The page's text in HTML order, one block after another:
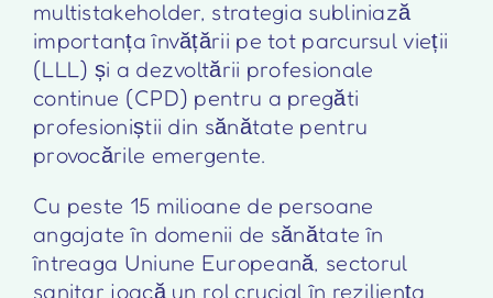
multistakeholder, strategia subliniază
importanța învățării pe tot parcursul vieții
(LLL) și a dezvoltării profesionale
continue (CPD) pentru a pregăti
profesioniștii din sănătate pentru
provocările emergente.
Cu peste 15 milioane de persoane
angajate în domenii de sănătate în
întreaga Uniune Europeană, sectorul
sanitar joacă un rol crucial în reziliența